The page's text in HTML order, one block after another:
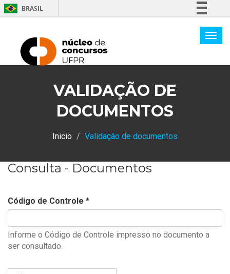
BRASIL
Legislação
VALIDAÇÃO DE
DOCUMENTOS
Inicio Validação de documentos
Consulta - Documentos
Código de Controle *
Informe o Código de Controle impresso no documento a
ser consultado.